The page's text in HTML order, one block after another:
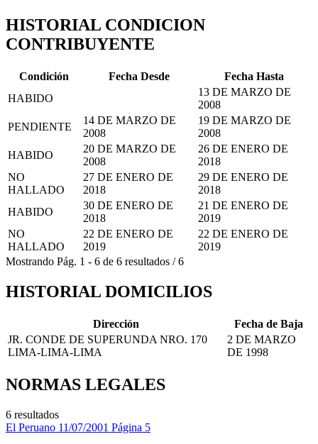
HISTORIAL CONDICION
CONTRIBUYENTE
Condición Fecha Desde
Fecha Hasta
HABIDO
13 DE MARZO DE
2008
PENDIENTE
14 DE MARZO DE
2008
19 DE MARZO DE
2008
HABIDO
20 DE MARZO DE
2008
26 DE ENERO DE
2018
NO
HALLADO
27 DE ENERO DE
2018
29 DE ENERO DE
2018
HABIDO
30 DE ENERO DE
2018
21 DE ENERO DE
2019
NO
HALLADO
22 DE ENERO DE
2019
22 DE ENERO DE
2019
Mostrando Pág. 1 - 6 de 6 resultados /6
HISTORIAL DOMICILIOS
Dirección
Fecha de Baja
JR. CONDE DE SUPERUNDA NRO. 170
LIMA-LIMA-LIMA
2 DE MARZO
DE 1998
NORMAS LEGALES
6 resultados
El Peruano 11/07/2001 Página 5